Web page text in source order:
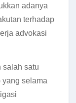
adanya
terhadap
advokasi
salah satu
selama